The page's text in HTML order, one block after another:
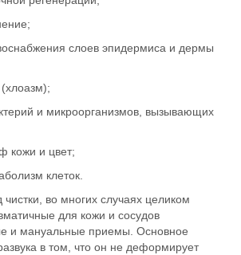
слоев эпидермиса и дермы
и микроорганизмов, вызывающих
кожи и цвет;
клеток.
во многих случаях целиком
для кожи и сосудов
и мануальные приемы. Основное
в том, что он не деформирует